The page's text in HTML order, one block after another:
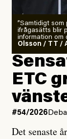
”Samtidigt
ifrågasätts blir
information om
Olsson / TT /
ETC
#54/2026
Det senaste